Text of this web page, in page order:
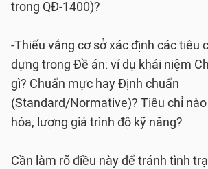
trong QĐ-1400)?
-Thiếu vắng cơ sở xác định các tiêu
dựng trong Đề án: ví dụ khái niệm
gì? Chuẩn mực hay Định chuẩn
(Standard/Normative)? Tiêu chỉ
hóa, lượng giá trình độ kỹ năng?
Cần làm rõ điều này để tránh tình